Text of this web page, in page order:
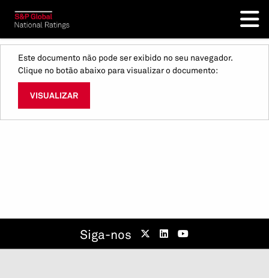
Este documento não pode ser exibido no seu navegador.
Clique no botão abaixo para visualizar o documento:
VISUALIZAR
Siga-nos